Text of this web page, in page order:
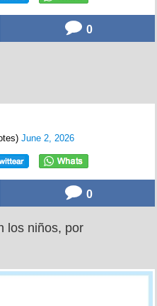
0
June 2, 2026
0
los niños, por